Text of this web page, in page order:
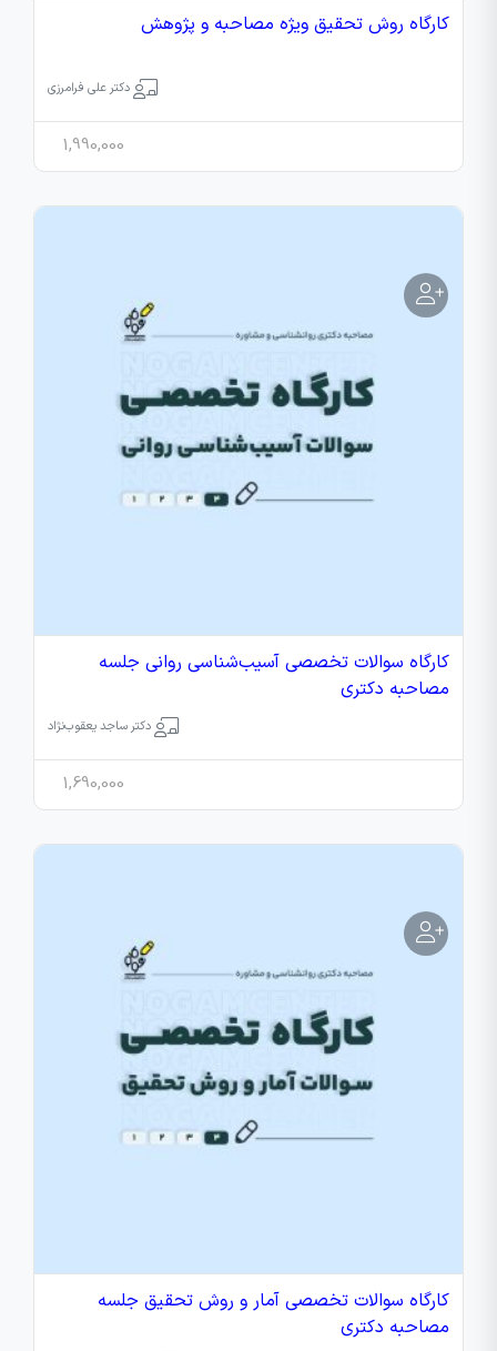
کارگاه روش تحقیق ویژه مصاحبه و پژوهش
دکتر علی فرامرزی
1,990,000
کارگاه سوالات تخصصی آسیب‌شناسی روانی جلسه
مصاحبه دکتری
دکتر ساجد یعقوب‌نژاد
1,690,000
کارگاه سوالات تخصصی آمار و روش تحقیق جلسه
مصاحبه دکتری